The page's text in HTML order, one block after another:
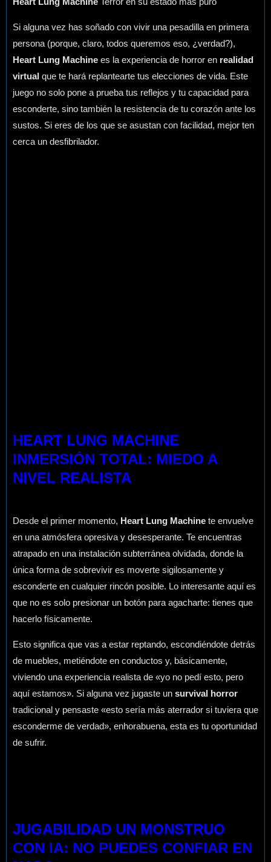
Si alguna vez has soñado con vivir una pesadilla en primera
persona (porque, claro, todos queremos eso, ¿verdad?),
Heart Lung Machine es la experiencia de horror en realidad
virtual que te hará replantearte tus elecciones de vida. Este
juego no solo pone a prueba tus reflejos y tu capacidad para
esconderte, sino también la resistencia de tu corazón ante los
sustos. Si eres de los que se asustan con facilidad, mejor ten
cerca un desfibrilador.
HEART LUNG MACHINE
INMERSIÓN TOTAL: MIEDO A
NIVEL REALISTA
Desde el primer momento, Heart Lung Machine te envuelve
en una atmósfera opresiva y desesperante. Te encuentras
atrapado en una instalación subterránea olvidada, donde la
única forma de sobrevivir es moverte sigilosamente y
esconderte en cualquier rincón posible. Lo interesante aquí es
que no es solo presionar un botón para agacharte: tienes que
hacerlo físicamente.
Esto significa que vas a estar reptando, escondiéndote detrás
de muebles, metiéndote en conductos y, básicamente,
viviendo una experiencia realista de «yo no pedí esto, pero
aquí estamos». Si alguna vez jugaste un survival horror
tradicional y pensaste «esto sería más aterrador si tuviera que
esconderme de verdad», enhorabuena, esta es tu oportunidad
de sufrir.
JUGABILIDAD UN MONSTRUO
CON IA: NO PUEDES CONFIAR EN